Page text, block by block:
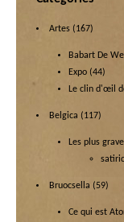
Artes (167)
Babart De
Expo (44)
Le clin d'œil
Belgica (117)
Les plus
Bruocsella (59)
Ce qui est